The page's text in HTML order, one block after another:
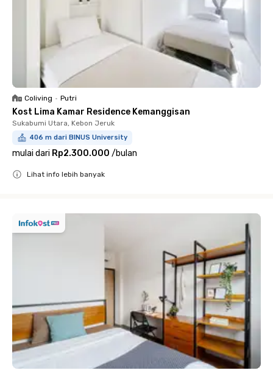
Coliving • Putri
Kost Lima Kamar Residence Kemanggisan
Sukabumi Utara, Kebon Jeruk
406 m dari BINUS University
mulai dari Rp2.300.000 /bulan
Lihat info lebih banyak